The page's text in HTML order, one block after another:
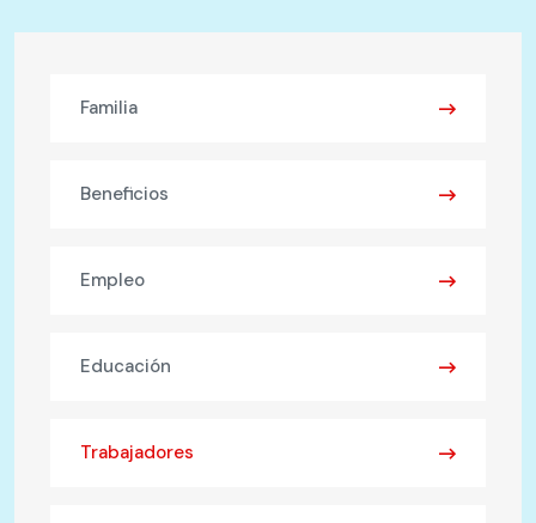
Familia
Beneficios
Empleo
Educación
Trabajadores